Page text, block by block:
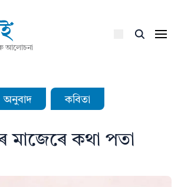
আলোচনা
অনুবাদ কবিতা
মাজেৰে কথা পতা